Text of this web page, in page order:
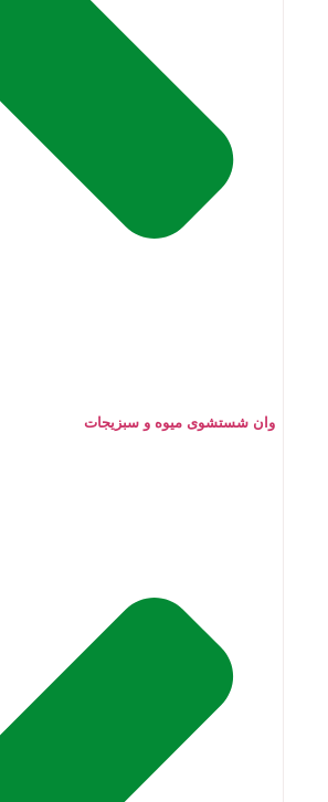
وان شستشوی میوه و سبزیجات